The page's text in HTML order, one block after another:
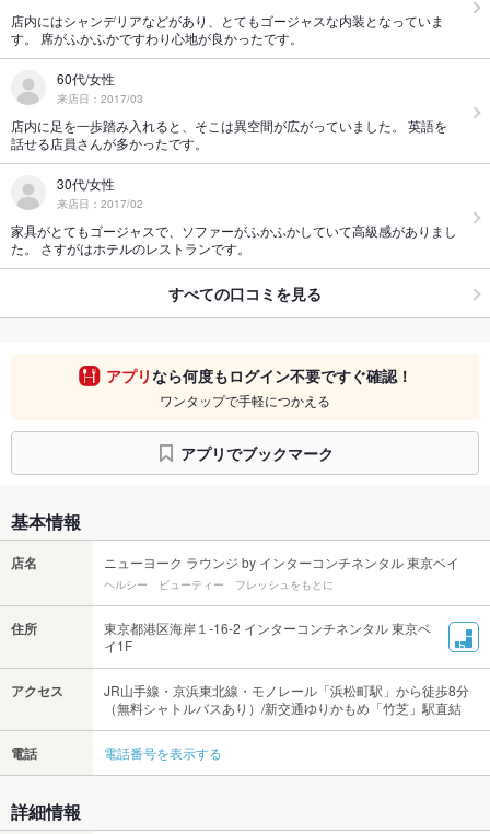
店内にはシャンデリアなどがあり、とてもゴージャスな内装となっていま
す。 席がふかふかですわり心地が良かったです。
60代/女性
来店日：2017/03
店内に足を一歩踏み入れると、そこは異空間が広がっていました。 英語を
話せる店員さんが多かったです。
30代/女性
来店日：2017/02
家具がとてもゴージャスで、ソファーがふかふかしていて高級感がありまし
た。 さすがはホテルのレストランです。
すべての口コミを見る
アプリなら何度もログイン不要ですぐ確認！
ワンタップで手軽につかえる
アプリでブックマーク
基本情報
店名 ニューヨーク ラウンジ by インターコンチネンタル 東京ベイ
ヘルシー ビューティー フレッシュをもとに
住所
東京都港区海岸１-16-2 インターコンチネンタル 東京ベ
イ1F
アクセス
JR山手線・京浜東北線・モノレール「浜松町駅」から徒歩8分
（無料シャトルバスあり）/新交通ゆりかもめ「竹芝」駅直結
電話 電話番号を表示する
詳細情報